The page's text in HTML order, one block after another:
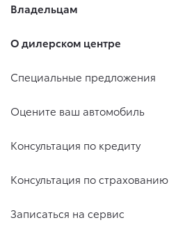
Владельцам
О дилерском центре
Специальные предложения
Оцените ваш автомобиль
Консультация по кредиту
Консультация по страхованию
Записаться на сервис